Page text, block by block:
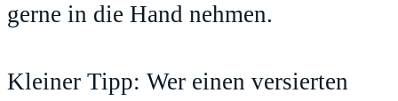
gerne in die Hand nehmen.
Kleiner Tipp: Wer einen versierten